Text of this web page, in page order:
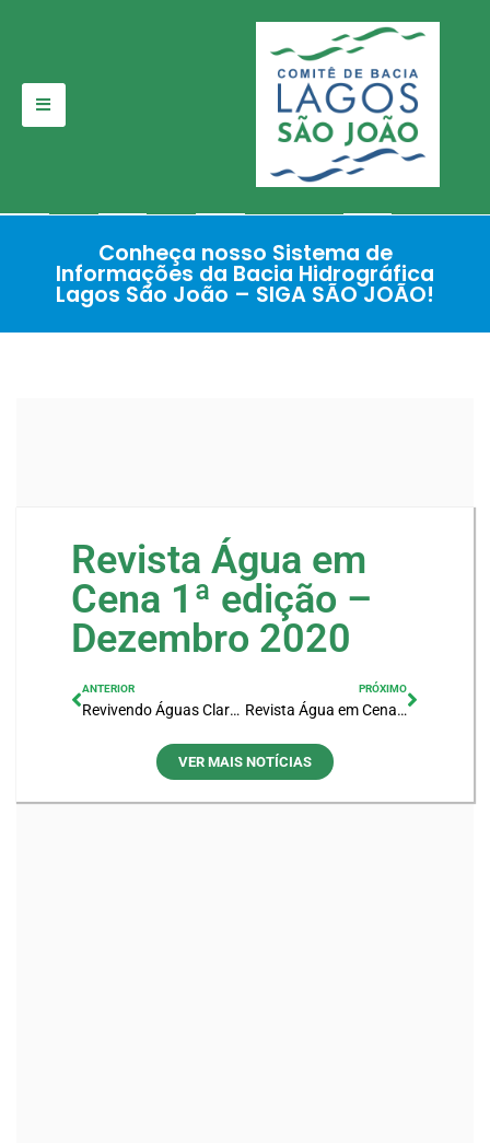
para
Conheça nosso Sistema de
Informações da Bacia Hidrográfica
Lagos São João – SIGA SÃO JOÃO!
Revista Água em
Cena 1ª edição –
Dezembro 2020
ANTERIOR
Revivendo Águas Claras – Projeto de Educação Ambiental
PRÓXIMO
Revista Água em Cena 2ª edição – Junho 2021
VER MAIS NOTÍCIAS